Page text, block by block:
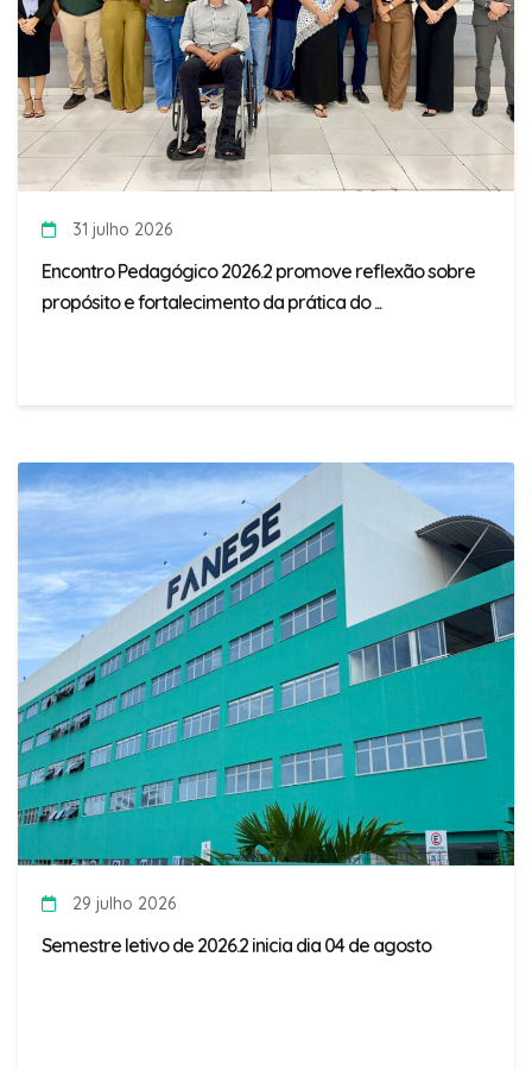
31 julho 2026
Encontro Pedagógico 2026.2 promove reflexão sobre
propósito e fortalecimento da prática do ...
29 julho 2026
Semestre letivo de 2026.2 inicia dia 04 de agosto